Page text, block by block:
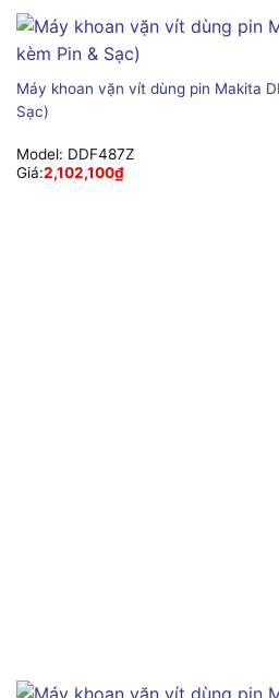
Máy khoan vặn vít dùng pin Makita
Sạc)
Model: DDF487Z
Giá:2,102,100₫